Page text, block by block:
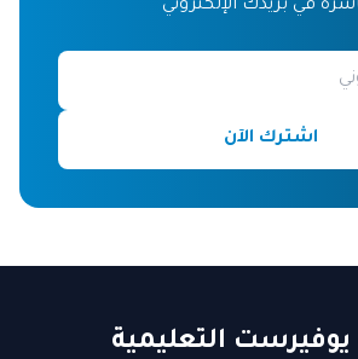
في بريدك الإلكتروني
اشترك الآن
التعليمية